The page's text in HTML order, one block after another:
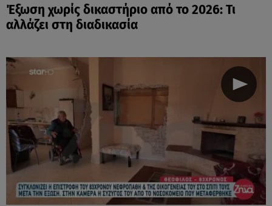
Έξωση χωρίς δικαστήριο από το 2026: Τι
αλλάζει στη διαδικασία